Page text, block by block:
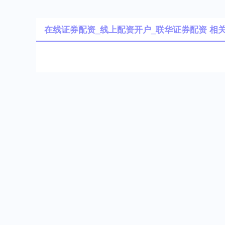
在线证券配资_线上配资开户_联华证券配资 相